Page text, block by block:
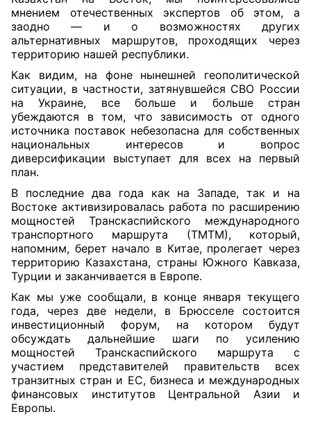
мнением отечественных экспертов об этом, а
заодно — и о возможностях других
альтернативных маршрутов, проходящих через
территорию нашей республики.
Как видим, на фоне нынешней геополитической
ситуации, в частности, затянувшейся СВО России
на Украине, все больше и больше стран
убеждаются в том, что зависимость от одного
источника поставок небезопасна для собственных
национальных интересов и вопрос
диверсификации выступает для всех на первый
план.
В последние два года как на Западе, так и на
Востоке активизировалась работа по расширению
мощностей Транскаспийского международного
транспортного маршрута (ТМТМ), который,
напомним, берет начало в Китае, пролегает через
территорию Казахстана, страны Южного Кавказа,
Турции и заканчивается в Европе.
Как мы уже сообщали, в конце января текущего
года, через две недели, в Брюсселе состоится
инвестиционный форум, на котором будут
обсуждать дальнейшие шаги по усилению
мощностей Транскаспийского маршрута с
участием представителей правительств всех
транзитных стран и ЕС, бизнеса и международных
финансовых институтов Центральной Азии и
Европы.